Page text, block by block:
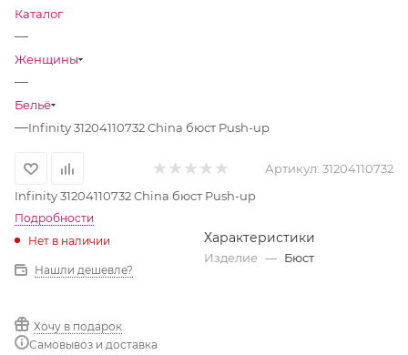
Каталог
—
Женщины
—
Бельё
—Infinity 31204110732 China бюст Push-up
Артикул: 31204110732
Infinity 31204110732 China бюст Push-up
Подробности
Нет в наличии
Нашли дешевле?
Хочу в подарок
Самовывоз и доставка
Характеристики
Изделие — Бюст